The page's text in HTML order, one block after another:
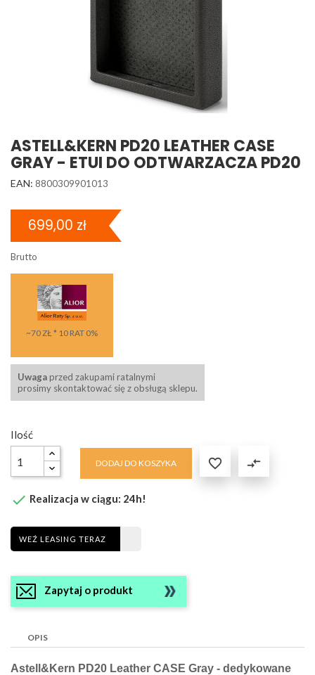
ASTELL&KERN PD20 LEATHER CASE
GRAY - ETUI DO ODTWARZACZA PD20
EAN: 8800309901013
699,00 zł
Brutto
~70 ZŁ * 10 RAT 0%
Uwaga przed zakupami ratalnymi
prosimy skontaktować się z obsługą sklepu.
Ilość
DODAJ DO KOSZYKA  compare_arrows
 Realizacja w ciągu: 24h!
WEŹ LEASING TERAZ
Zapytaj o produkt
OPIS
Astell&Kern PD20 Leather CASE Gray - dedykowane